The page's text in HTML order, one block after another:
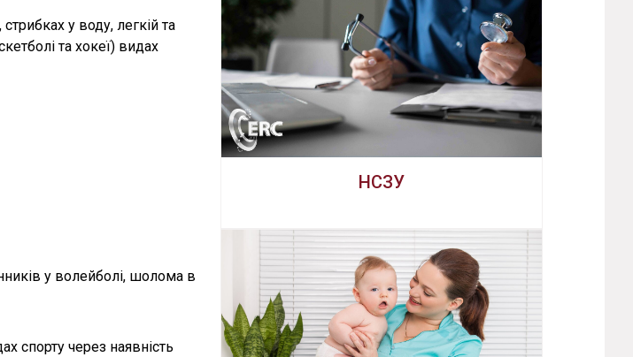
у воду, легкій та
та хокеї) видах
у волейболі, шолома в
спорту через наявність
НСЗУ